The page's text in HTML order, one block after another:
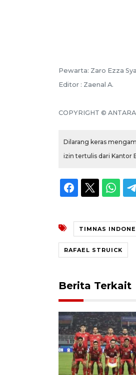
Pewarta: Zaro Ezza
Editor : Zaenal A.
COPYRIGHT ©
Dilarang keras
izin tertulis dari Kantor
TIMNAS
RAFAEL STRUICK
Berita Terkait